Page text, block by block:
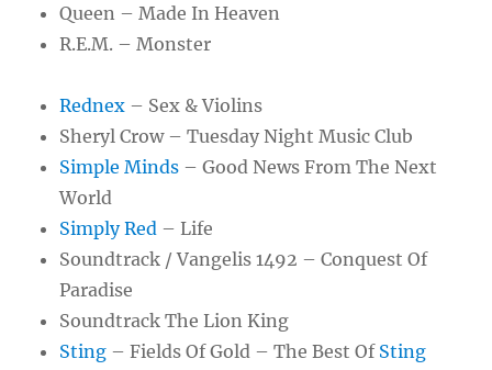
Queen – Made In Heaven
R.E.M. – Monster
Rednex – Sex & Violins
Sheryl Crow – Tuesday Night Music Club
Simple Minds – Good News From The Next
World
Simply Red – Life
Soundtrack / Vangelis 1492 – Conquest Of
Paradise
Soundtrack The Lion King
Sting – Fields Of Gold – The Best Of Sting